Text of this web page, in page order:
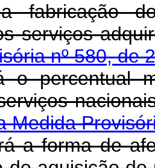
fabricação
dos
nº 580, de
o percentual
e serviços
Medida
a forma de